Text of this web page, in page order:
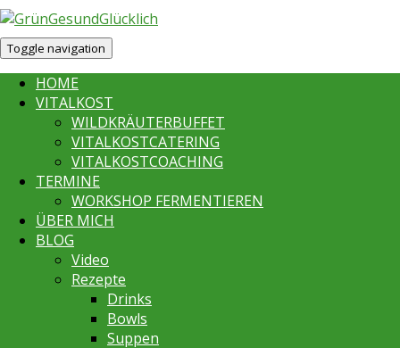
Toggle navigation
HOME
VITALKOST
WILDKRÄUTERBUFFET
VITALKOSTCATERING
VITALKOSTCOACHING
TERMINE
WORKSHOP FERMENTIEREN
ÜBER MICH
BLOG
Video
Rezepte
Drinks
Bowls
Suppen